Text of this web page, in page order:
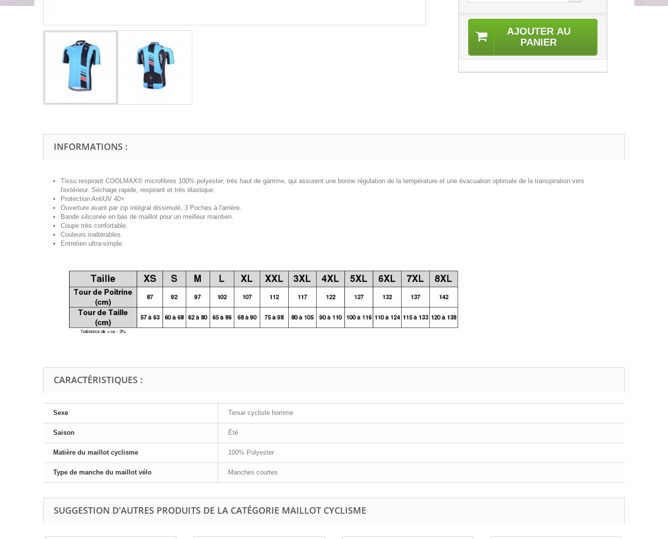
AJOUTER AU
PANIER
INFORMATIONS :
Tissu respirant COOLMAX® microfibres 100% polyester, très haut de gamme, qui assurent une bonne régulation de la température et une évacuation optimale de la transpiration vers
l'extérieur. Séchage rapide, respirant et très élastique.
Protection AntiUV 40+
Ouverture avant par zip intégral dissimulé, 3 Poches à l'arrière.
Bande siliconée en bas de maillot pour un meilleur maintien.
Coupe très confortable.
Couleurs inaltérables.
Entretien ultra-simple.
CARACTÉRISTIQUES :
Sexe Tenue cycliste homme
Saison Été
Matière du maillot cyclisme 100% Polyester
Type de manche du maillot vélo Manches courtes
SUGGESTION D'AUTRES PRODUITS DE LA CATÉGORIE MAILLOT CYCLISME